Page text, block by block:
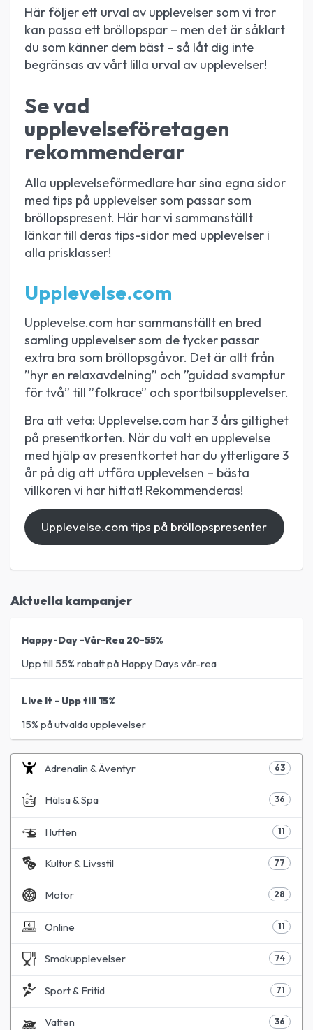
Här följer ett urval av upplevelser som vi tror
kan passa ett bröllopspar – men det är såklart
du som känner dem bäst – så låt dig inte
begränsas av vårt lilla urval av upplevelser!
Se vad
upplevelseföretagen
rekommenderar
Alla upplevelseförmedlare har sina egna sidor
med tips på upplevelser som passar som
bröllopspresent. Här har vi sammanställt
länkar till deras tips-sidor med upplevelser i
alla prisklasser!
Upplevelse.com
Upplevelse.com har sammanställt en bred
samling upplevelser som de tycker passar
extra bra som bröllopsgåvor. Det är allt från
”hyr en relaxavdelning” och ”guidad svamptur
för två” till ”folkrace” och sportbilsupplevelser.
Bra att veta: Upplevelse.com har 3 års giltighet
på presentkorten. När du valt en upplevelse
med hjälp av presentkortet har du ytterligare 3
år på dig att utföra upplevelsen – bästa
villkoren vi har hittat! Rekommenderas!
Upplevelse.com tips på bröllopspresenter
Aktuella kampanjer
Happy-Day -Vår-Rea 20-55%
Upp till 55% rabatt på Happy Days vår-rea
Live It - Upp till 15%
15% på utvalda upplevelser
Adrenalin & Äventyr 63
Hälsa & Spa 36
I luften 11
Kultur & Livsstil 77
Motor 28
Online 11
Smakupplevelser 74
Sport & Fritid 71
Vatten 36